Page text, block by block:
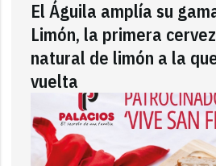
El Águila amplía su
Limón, la primera
natural de limón a la
vuelta